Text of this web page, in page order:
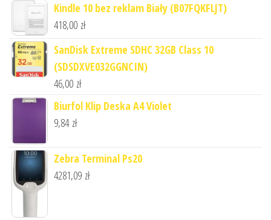
Kindle 10 bez reklam Biały (B07FQKFLJT)
418,00 zł
SanDisk Extreme SDHC 32GB Class 10
(SDSDXVE032GGNCIN)
46,00 zł
Biurfol Klip Deska A4 Violet
9,84 zł
Zebra Terminal Ps20
4281,09 zł